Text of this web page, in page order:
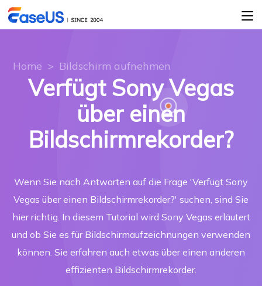
Home > Bildschirm aufnehmen
Verfügt Sony Vegas
über einen
Bildschirmrekorder?
Wenn Sie nach Antworten auf die Frage 'Verfügt Sony
Vegas über einen Bildschirmrekorder?' suchen, sind Sie
hier richtig. In diesem Tutorial wird Sony Vegas erläutert
und ob Sie es für Bildschirmaufzeichnungen verwenden
können. Sie erfahren auch etwas über einen anderen
effizienten Bildschirmrekorder.